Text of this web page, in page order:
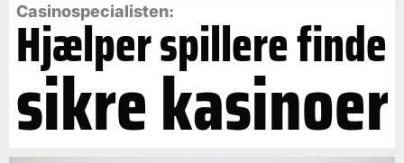
Casinospecialisten:
Hjælper spillere finde
sikre kasinoer